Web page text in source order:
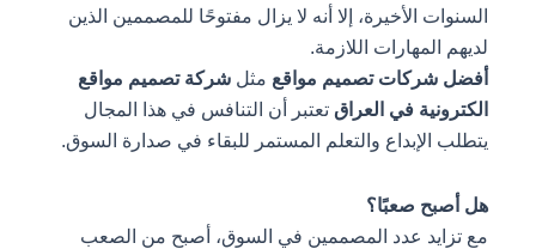
السنوات الأخيرة، إلا أنه لا يزال مفتوحًا للمصممين الذين
لديهم المهارات اللازمة.
أفضل شركات تصميم مواقع مثلشركة تصميم مواقع
الكترونية في العراق تعتبر أن التنافس في هذا المجال
يتطلب الإبداع والتعلم المستمر للبقاء في صدارة السوق.
هل أصبح صعبًا؟
مع تزايد عدد المصممين في السوق، أصبح من الصعب